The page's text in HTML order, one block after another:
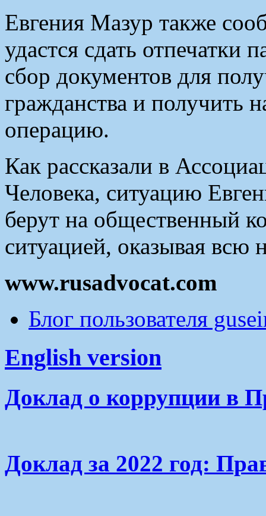
Евгения Мазур также
удастся сдать отпечатки
сбор документов для
гражданства и получить
операцию.
Как рассказали в
Человека, ситуацию
берут на общественный
ситуацией, оказывая
www.rusadvocat.com
Блог пользователя
English version
Доклад о коррупции в
Доклад за 2022 год: